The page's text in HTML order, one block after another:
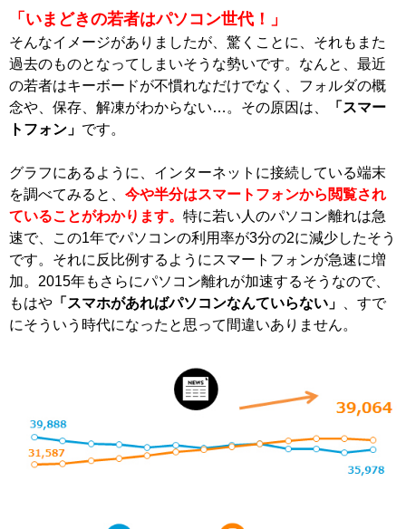
「いまどきの若者はパソコン世代！」
そんなイメージがありましたが、驚くことに、それもまた
過去のものとなってしまいそうな勢いです。なんと、最近
の若者はキーボードが不慣れなだけでなく、フォルダの概
念や、保存、解凍がわからない…。その原因は、
「スマー
トフォン」 です。
グラフにあるように、インターネットに接続している端末
を調べてみると、 今や半分はスマートフォンから閲覧され
ていることがわかります。 特に若い人のパソコン離れは急
速で、この1年でパソコンの利用率が3分の2に減少したそう
です。それに反比例するようにスマートフォンが急速に増
加。2015年もさらにパソコン離れが加速するそうなので、
もはや 「スマホがあればパソコンなんていらない」
、すで
にそういう時代になったと思って間違いありません。